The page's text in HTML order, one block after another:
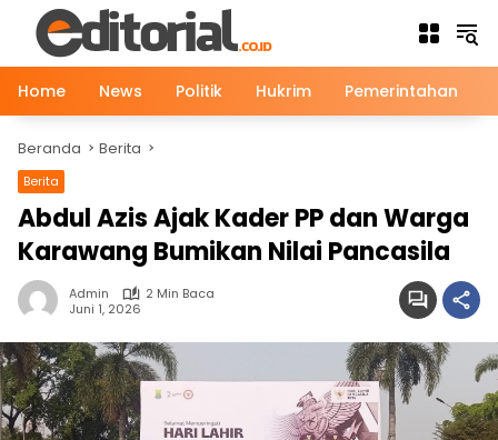
Langsung
konten
Home
News Politik Hukrim Pemerintahan
Beranda Berita
Berita
Abdul Azis Ajak Kader PP dan Warga
Karawang Bumikan Nilai Pancasila
Admin
2 Min Baca
Juni 1, 2026